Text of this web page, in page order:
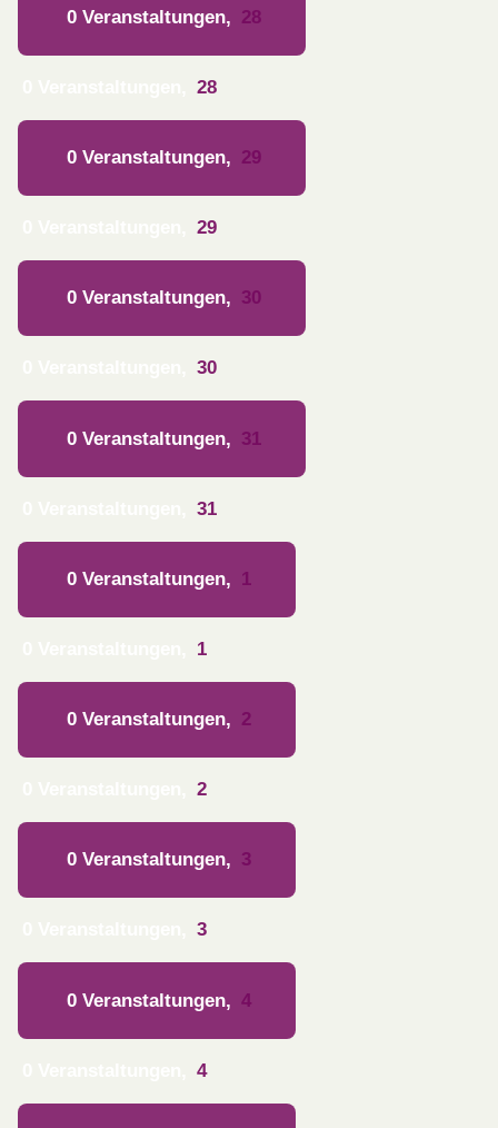
0 Veranstaltungen, 28
28
0 Veranstaltungen, 29
29
0 Veranstaltungen, 30
30
0 Veranstaltungen, 31
31
0 Veranstaltungen, 1
1
0 Veranstaltungen, 2
2
0 Veranstaltungen, 3
3
0 Veranstaltungen, 4
4